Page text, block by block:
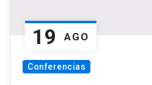
19 AGO
Conferencias